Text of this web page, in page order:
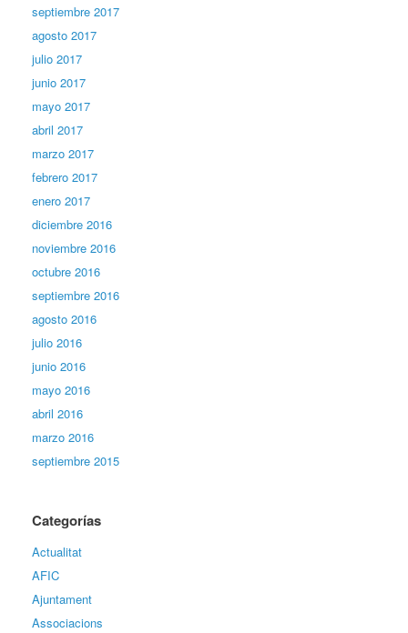
septiembre 2017
agosto 2017
julio 2017
junio 2017
mayo 2017
abril 2017
marzo 2017
febrero 2017
enero 2017
diciembre 2016
noviembre 2016
octubre 2016
septiembre 2016
agosto 2016
julio 2016
junio 2016
mayo 2016
abril 2016
marzo 2016
septiembre 2015
Categorías
Actualitat
AFIC
Ajuntament
Associacions